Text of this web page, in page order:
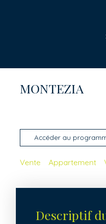
MONTEZIA
Accéder au
Vente Appartement
Descriptif